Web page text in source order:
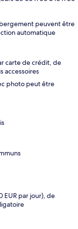
peuvent être
automatique
carte de crédit, de
accessoires
photo peut être
EUR par jour), de